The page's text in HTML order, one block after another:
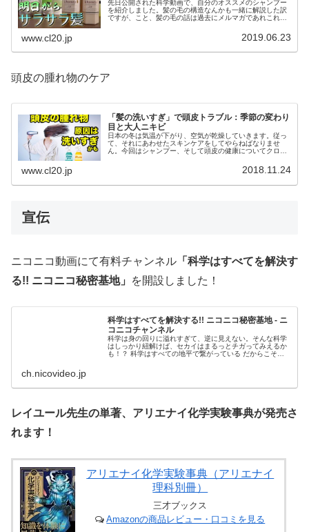
先日公開された科学動画で、自分のオススメのシャンプー
を紹介しました。髪の毛の構造なんかも一緒に解説した訳
ですが、こと、髪の毛の話は過去にメルマガであれこれと
www.cl20.jp 2019.06.23
頭皮の腫れ物のケア
「髪の洗いすぎ」で頭皮トラブル：季節の変わり
目と大人ニキビ
日本の冬は気温が下がり、空気が乾燥していきます。従っ
て、それにあわせたスキンケアをしてやらねばなりませ
ん。今回はシャンプー、そして頭皮の健康についてクロー
www.cl20.jp 2018.11.24
宣伝
ニコニコ動画にて有料チャンネル 「科学はすべてを解決す
る!! ニコニコ秘密基地」
を開設しました！
科学はすべてを解決する!! ニコニコ秘密基地 - ニ
コニコチャンネル
科学は身の回りに溢れすぎて、逆に見えない。そんな科学
はしっかり紐解けば、セカイはまるっとチガってみえるか
も！？ 科学はすべての地平で繋がっている だからこそマ
ch.nicovideo.jp
レイユール先生の単著、アリエナイ化学実験事典が発売さ
れます！
アリエナイ化学実験事典（アリエナイ
理科別冊）
三才ブックス
Amazonの商品レビュー・口コミを見る